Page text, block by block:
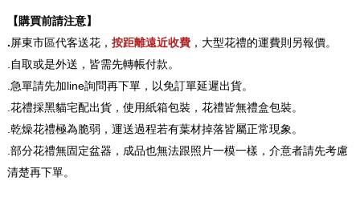
【購買前請注意】
.屏東市區代客送花， 按距離遠近收費，大型花禮的運費則另報價。
.自取或是外送，皆需先轉帳付款。
.急單請先加line詢問再下單，以免訂單延遲出貨。
.花禮採黑貓宅配出貨，使用紙箱包裝，花禮皆無禮盒包裝。
.乾燥花禮極為脆弱，運送過程若有葉材掉落皆屬正常現象。
.部分花禮無固定盆器，成品也無法跟照片一模一樣，介意者請先考慮
清楚再下單。